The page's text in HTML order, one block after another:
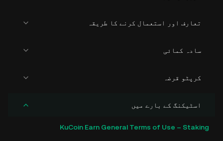
تعارف اور استعمال کرنے کا طریقہ
سادہ کمائی
کرپٹو قرضہ
اسٹیکنگ کے بارے میں
KuCoin Earn General Terms of Use – Staking